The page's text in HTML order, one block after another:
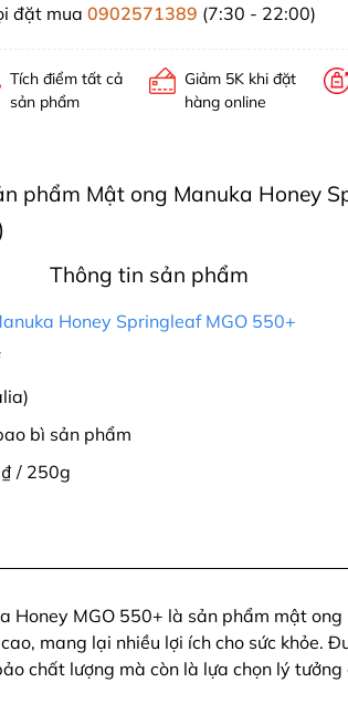
đặt mua0902571389 (7:30 - 22:00)
Tích điểm tất cả
sản phẩm
Giảm 5K khi đặt
hàng online
phẩm Mật ong Manuka Honey
Thông tin sản phẩm
Honey Springleaf MGO 550+
bì sản phẩm
/ 250g
Honey MGO 550+ là sản phẩm mật
mang lại nhiều lợi ích cho sức khỏe.
chất lượng mà còn là lựa chọn lý tưởng